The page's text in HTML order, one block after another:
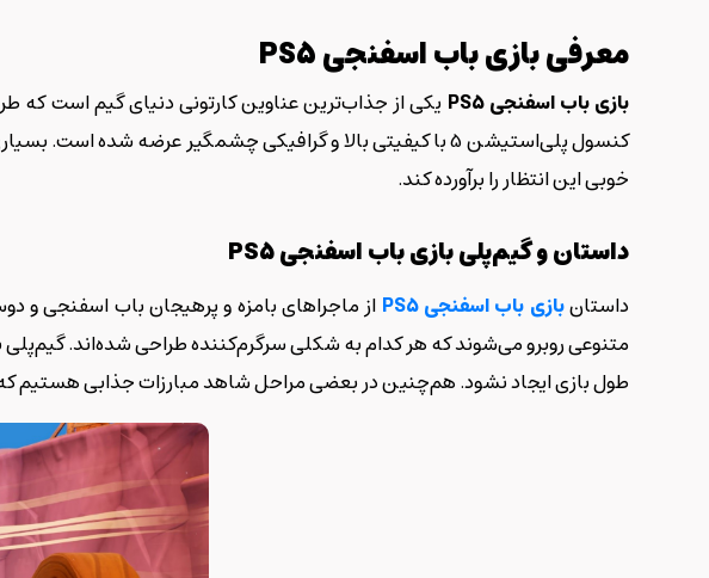
معرفی بازی باب اسفنجیPS5
بازی باب اسفنجیPS5
یکی از جذاب‌ترین عناوین کارتونی دنیای گیم است
کنسول پلی‌استیشن 5 با کیفیتی بالا و گرافیکی چشمگیر عرضه شده است. بسیاری از گیمرها از همان ابتدا به دنبال تجربه‌ای شاد و سرگرم‌کننده بودند و
خوبی این انتظار را برآورده کند.
داستان و گیم‌پلی بازی باب اسفنجیPS5
داستانبازی باب اسفنجیPS5
از ماجراهای بامزه و پرهیجان باب اسفنجی و
متنوعی روبرو می‌شوند که هر کدام به شکلی سرگرم‌کننده طراحی شده‌اند.
طول بازی ایجاد نشود. هم‌چنین در بعضی مراحل شاهد مبارزات جذابی هستیم